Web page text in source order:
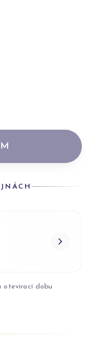
otevírací dobu